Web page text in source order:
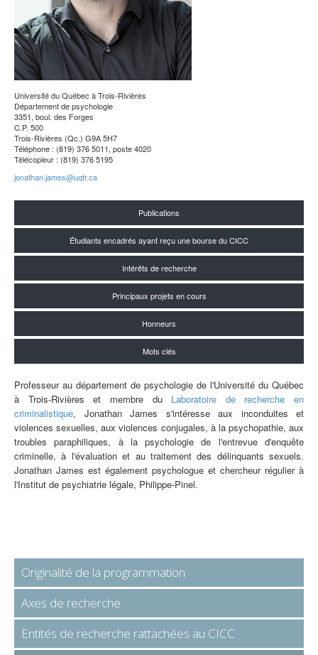
Université du Québec à Trois-Rivières
Département de psychologie
3351, boul. des Forges
C.P. 500
Trois-Rivières (Qc.) G9A 5H7
Téléphone : (819) 376 5011, poste 4020
Télécopieur : (819) 376 5195
jonathan.james@uqtr.ca
Publications
Étudiants encadrés ayant reçu une bourse du CICC
Intérêts de recherche
Principaux projets en cours
Honneurs
Mots clés
Professeur au département de psychologie de l'Université du Québec
à Trois-Rivières et membre du Laboratoire de recherche en
criminalistique, Jonathan James s'intéresse aux inconduites et
violences sexuelles, aux violences conjugales, à la psychopathie, aux
troubles paraphiliques, à la psychologie de l'entrevue d'enquête
criminelle, à l'évaluation et au traitement des délinquants sexuels.
Jonathan James est également psychologue et chercheur régulier à
l'Institut de psychiatrie légale, Philippe-Pinel.
Originalité de la programmation
Axes de recherche
Entités de recherche rattachées au CICC